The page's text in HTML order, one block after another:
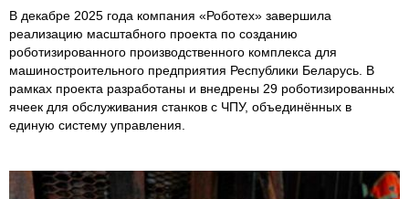
В декабре 2025 года компания «Роботех» завершила
реализацию масштабного проекта по созданию
роботизированного производственного комплекса для
машиностроительного предприятия Республики Беларусь. В
рамках проекта разработаны и внедрены 29 роботизированных
ячеек для обслуживания станков с ЧПУ, объединённых в
единую систему управления.